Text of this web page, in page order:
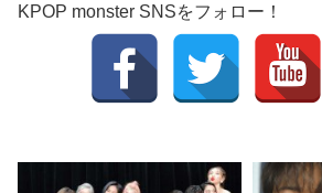
KPOP monster SNSをフォロー！